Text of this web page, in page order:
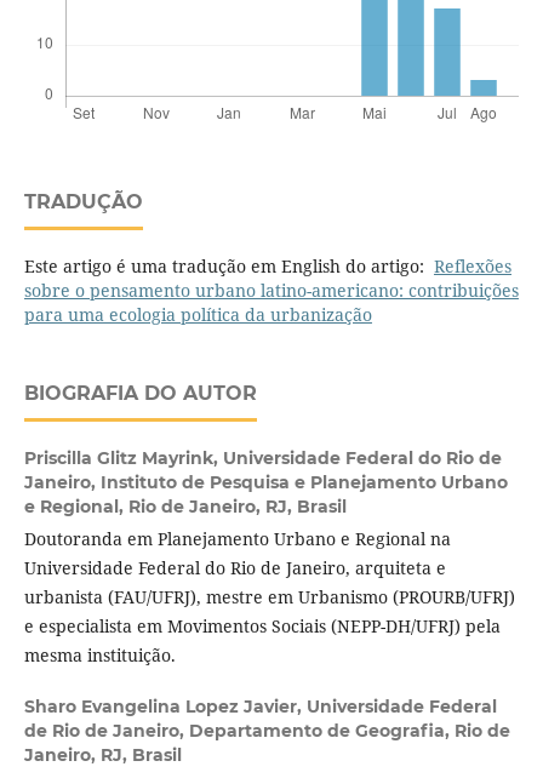
TRADUÇÃO
Este artigo é uma tradução em English do artigo: Reflexões
sobre o pensamento urbano latino-americano: contribuições
para uma ecologia política da urbanização
BIOGRAFIA DO AUTOR
Priscilla Glitz Mayrink, Universidade Federal do Rio de
Janeiro, Instituto de Pesquisa e Planejamento Urbano
e Regional, Rio de Janeiro, RJ, Brasil
Doutoranda em Planejamento Urbano e Regional na
Universidade Federal do Rio de Janeiro, arquiteta e
urbanista (FAU/UFRJ), mestre em Urbanismo (PROURB/UFRJ)
e especialista em Movimentos Sociais (NEPP-DH/UFRJ) pela
mesma instituição.
Sharo Evangelina Lopez Javier, Universidade Federal
de Rio de Janeiro, Departamento de Geografia, Rio de
Janeiro, RJ, Brasil